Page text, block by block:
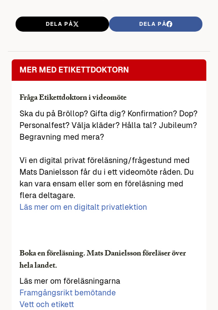
DELA PÅ DELA PÅ
MER MED ETIKETTDOKTORN
Fråga Etikettdoktorn i videomöte
Ska du på Bröllop? Gifta dig? Konfirmation? Dop?
Personalfest? Välja kläder? Hålla tal? Jubileum?
Begravning med mera?
Vi en digital privat föreläsning/frågestund med
Mats Danielsson får du i ett videomöte råden. Du
kan vara ensam eller som en föreläsning med
flera deltagare.
Läs mer om en digitalt privatlektion
Boka en föreläsning. Mats Danielsson föreläser över
hela landet.
Läs mer om föreläsningarna
Framgångsrikt bemötande
Vett och etikett